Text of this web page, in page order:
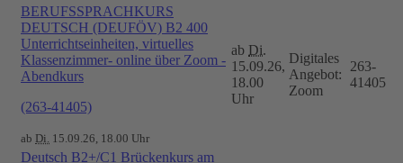
BERUFSSPRACHKURS
DEUTSCH (DEUFÖV) B2 400
Unterrichtseinheiten, virtuelles
Klassenzimmer- online über Zoom -
Abendkurs
(263-41405)
ab Di. 15.09.26, 18.00 Uhr
ab Di.
15.09.26,
18.00
Uhr
Digitales
Angebot:
Zoom
263-
41405
Deutsch B2+/C1 Brückenkurs am